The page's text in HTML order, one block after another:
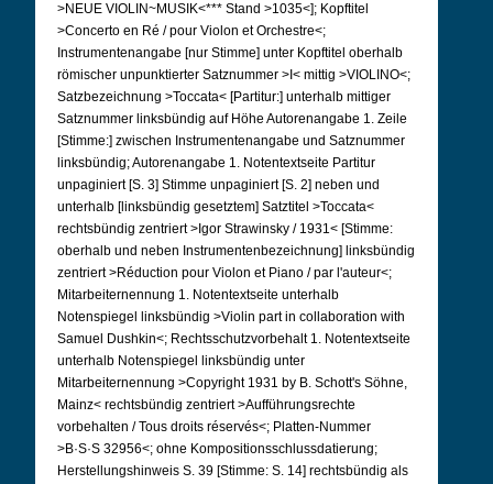
>NEUE VIOLIN~MUSIK<*** Stand >1035<]; Kopftitel
>Concerto en Ré / pour Violon et Orchestre<;
Instrumentenangabe [nur Stimme] unter Kopftitel oberhalb
römischer unpunktierter Satznummer >I< mittig >VIOLINO<;
Satzbezeichnung >Toccata< [Partitur:] unterhalb mittiger
Satznummer linksbündig auf Höhe Autorenangabe 1. Zeile
[Stimme:] zwischen Instrumentenangabe und Satznummer
linksbündig; Autorenangabe 1. Notentextseite Partitur
unpaginiert [S. 3] Stimme unpaginiert [S. 2] neben und
unterhalb [linksbündig gesetztem] Satztitel >Toccata<
rechtsbündig zentriert >Igor Strawinsky / 1931< [Stimme:
oberhalb und neben Instrumentenbezeichnung] linksbündig
zentriert >Réduction pour Violon et Piano / par l'auteur<;
Mitarbeiternennung 1. Notentextseite unterhalb
Notenspiegel linksbündig >Violin part in collaboration with
Samuel Dushkin<; Rechtsschutzvorbehalt 1. Notentextseite
unterhalb Notenspiegel linksbündig unter
Mitarbeiternennung >Copyright 1931 by B. Schott's Söhne,
Mainz< rechtsbündig zentriert >Aufführungsrechte
vorbehalten / Tous droits réservés<; Platten-Nummer
>B·S·S 32956<; ohne Kompositionsschlussdatierung;
Herstellungshinweis S. 39 [Stimme: S. 14] rechtsbündig als